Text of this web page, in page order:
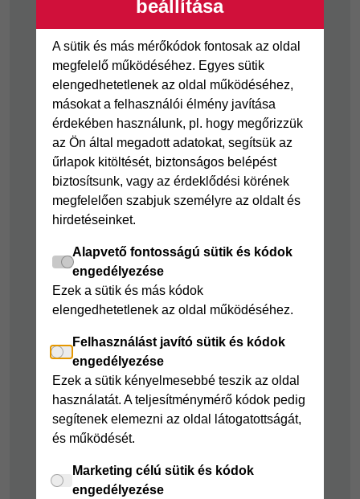
beállítása
A sütik és más mérőkódok fontosak az oldal
megfelelő működéséhez. Egyes sütik
elengedhetetlenek az oldal működéséhez,
másokat a felhasználói élmény javítása
érdekében használunk, pl. hogy megőrizzük
az Ön által megadott adatokat, segítsük az
űrlapok kitöltését, biztonságos belépést
biztosítsunk, vagy az érdeklődési körének
megfelelően szabjuk személyre az oldalt és
hirdetéseinket.
Alapvető fontosságú sütik és kódok
engedélyezése
Ezek a sütik és más kódok
elengedhetetlenek az oldal működéséhez.
Felhasználást javító sütik és kódok
engedélyezése
Ezek a sütik kényelmesebbé teszik az oldal
használatát. A teljesítménymérő kódok pedig
segítenek elemezni az oldal látogatottságát,
és működését.
Marketing célú sütik és kódok
engedélyezése
Visszaélés-bejelentés
Tájékoztató
fogyatékkal élő
ügyfelek részére
Hitelkártya
Cofidis Hitelkártya
Joker részletfizetés
Áruhitel Expressz
Mindig Kéznél
kölcsön
Személyikölcsön
Cofidis személyi
kölcsön
Cofidis Bank
Mindig Kéznél
kölcsön
Takarékszámla
Pénzügyi Navigátor
Cofidis Bank a
Zöldebb Környezetért
Cofidis Bank a
Zöldebb Jövőért
Biztonságos